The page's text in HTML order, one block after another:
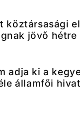
köztársasági
jövő hétre
adja ki a
államfői